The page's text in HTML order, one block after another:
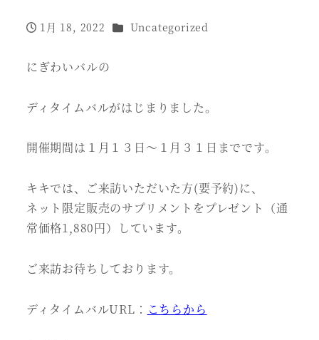
投稿日
1月 18, 2022 カテゴリー
Uncategorized
にぎわいバルの
ディタイムバルがはじまりました。
開催期間は１月１３日～１月３１日までです。
キキでは、ご来訪いただいた方(要予約)に、
ネット限定販売のサプリメントをプレゼント（通
常価格1,880円）しています。
ご来訪お待ちしております。
ディタイムバルURL： こちらから